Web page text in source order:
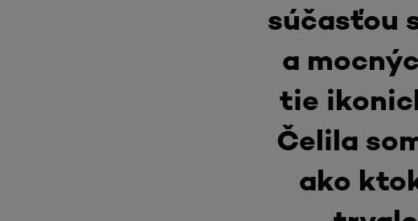
súčasťou
a
tie
Čelila
ako